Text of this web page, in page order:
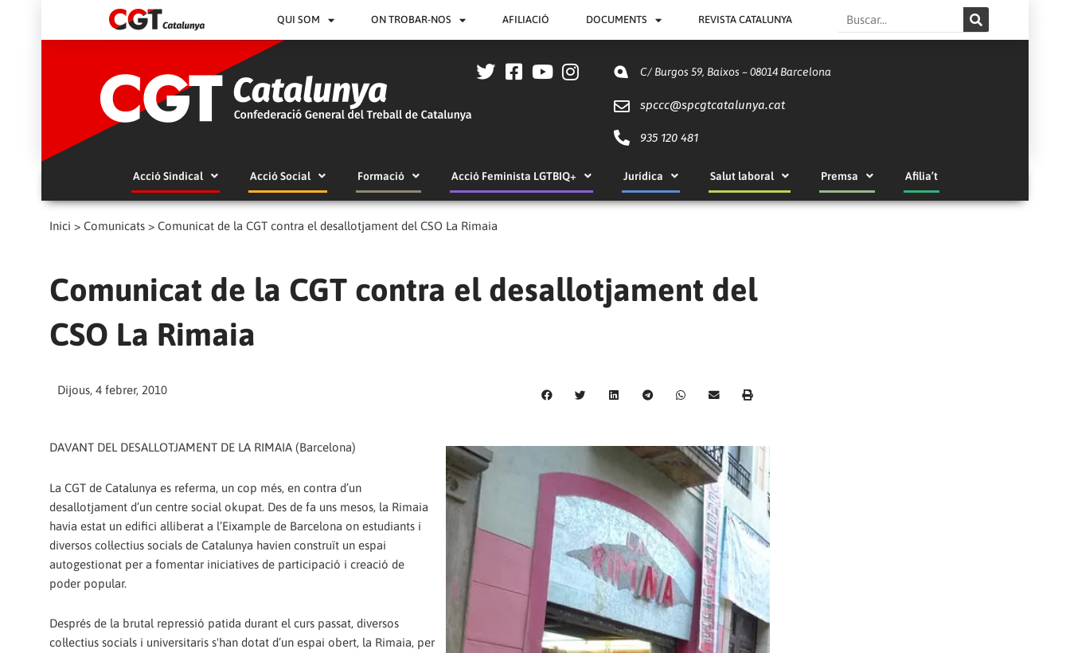
QUI SOM ON TROBAR-NOS AFILIACIÓ DOCUMENTS REVISTA CATALUNYA Search
C/ Burgos 59, Baixos – 08014 Barcelona
spccc@spcgtcatalunya.cat
935 120 481
Acció Sindical Acció Social Formació Acció Feminista LGTBIQ+ Jurídica Salut laboral Premsa Afilia’t
Inici > Comunicats > Comunicat de la CGT contra el desallotjament del CSO La Rimaia
Comunicat de la CGT contra el desallotjament del
CSO La Rimaia
Dijous, 4 febrer, 2010
DAVANT DEL DESALLOTJAMENT DE LA RIMAIA (Barcelona)
La CGT de Catalunya es referma, un cop més, en contra d’un
desallotjament d’un centre social okupat. Des de fa uns mesos, la Rimaia
havia estat un edifici alliberat a l’Eixample de Barcelona on estudiants i
diversos col·lectius socials de Catalunya havien construït un espai
autogestionat per a fomentar iniciatives de participació i creació de
poder popular.
Després de la brutal repressió patida durant el curs passat, diversos
col·lectius socials i universitaris s'han dotat d’un espai obert, la Rimaia, per